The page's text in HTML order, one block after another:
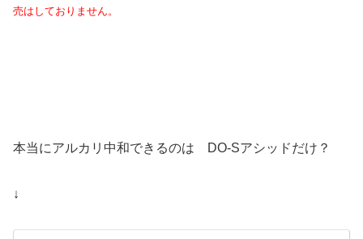
売はしておりません。
本当にアルカリ中和できるのは DO-Sアシッドだけ？
↓